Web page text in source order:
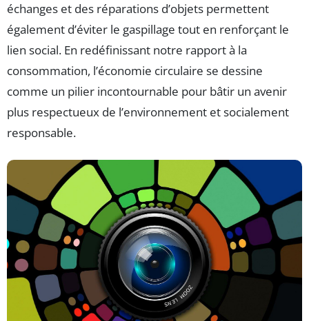
échanges et des réparations d’objets permettent
également d’éviter le gaspillage tout en renforçant le
lien social. En redéfinissant notre rapport à la
consommation, l’économie circulaire se dessine
comme un pilier incontournable pour bâtir un avenir
plus respectueux de l’environnement et socialement
responsable.